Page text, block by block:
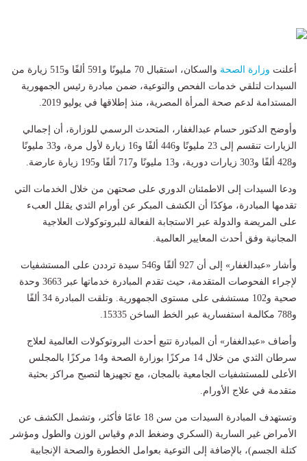
أعلنت وزارة الصحة
والسكان، استقبال 70 مليونًا و591 ألفًا و515 زيارة من
السيدات لتلقي خدمات الفحص والتوعية، ضمن مبادرة رئيس الجمهورية
المستدامة لدعم صحة المرأة المصرية، منذ إطلاقها في يوليو 2019.
وأوضح الدكتور حسام عبدالغفار، المتحدث الرسمي للوزارة، أن إجمالي
الزيارات تنقسم إلى 23 مليونًا و446 ألفًا و16 زيارة لأول مرة، و33 مليونًا
و428 ألفًا و303 زيارات دورية، و13 مليونًا و717 ألفًا و195 زيارة عارضة.
ودعا السيدات إلى الاطمئنان الدوري على صحتهن من خلال الخدمات التي
تقدمها المبادرة، مؤكدًا أن الكشف المبكر عن أورام الثدي يقلل العبء
على المريضة والدولة عبر الاستجابة الفعالة للبروتوكولات العلاجية
المجانية وفق أحدث المعايير العالمية.
وأشار «عبدالغفار» إلى أن 927 ألفًا و546 سيدة ترددن على المستشفيات
لإجراء الفحوصات المتقدمة، حيث تقدم المبادرة خدماتها عبر 3663 وحدة
صحية و102 مستشفى على مستوى الجمهورية. وتلقت المبادرة 34 ألفًا
و788 مكالمة استفسارية عبر الخط الساخن 15335.
وأضاف «عبدالغفار» أن المبادرة تتبع أحدث البروتوكولات العالمية لعلاج
سرطان الثدي من خلال 14 مركزًا بوزارة الصحة و14 مركزًا بالمجلس
الأعلى للمستشفيات الجامعية بالمجان، مع تجهيزها لتصبح مراكز بحثية
متقدمة في علاج الأورام.
وتستهدف المبادرة السيدات من سن 18 عامًا فأكثر، وتشمل الكشف عن
الأمراض غير السارية (السكري وضغط الدم وقياس الوزن والطول ومؤشر
كتلة الجسم)، بالإضافة إلى التوعية بعوامل الخطورة والصحة الإنجابية